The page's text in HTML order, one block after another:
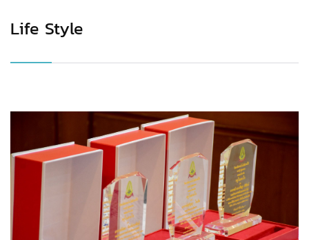
Life Style